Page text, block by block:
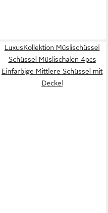
LuxusKollektion Müslischüssel
Schüssel Müslischalen 4pcs
Einfarbige Mittlere Schüssel mit
Deckel